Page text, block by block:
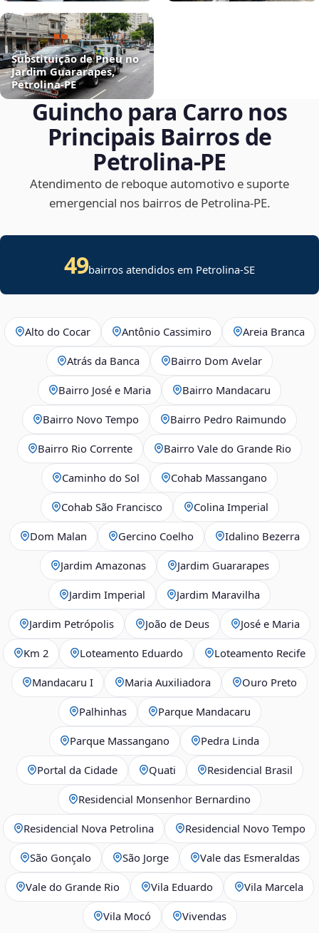
Substituição de Pneu no
Jardim Guararapes,
Petrolina‑PE
Guincho para Carro nos
Principais Bairros de
Petrolina‑PE
Atendimento de reboque automotivo e suporte
emergencial nos bairros de Petrolina‑PE.
49bairros atendidos em Petrolina-SE
Alto do Cocar Antônio Cassimiro Areia Branca
Atrás da Banca Bairro Dom Avelar
Bairro José e Maria Bairro Mandacaru
Bairro Novo Tempo Bairro Pedro Raimundo
Bairro Rio Corrente Bairro Vale do Grande Rio
Caminho do Sol Cohab Massangano
Cohab São Francisco Colina Imperial
Dom Malan Gercino Coelho Idalino Bezerra
Jardim Amazonas Jardim Guararapes
Jardim Imperial Jardim Maravilha
Jardim Petrópolis João de Deus José e Maria
Km 2 Loteamento Eduardo Loteamento Recife
Mandacaru I Maria Auxiliadora Ouro Preto
Palhinhas Parque Mandacaru
Parque Massangano Pedra Linda
Portal da Cidade Quati Residencial Brasil
Residencial Monsenhor Bernardino
Residencial Nova Petrolina Residencial Novo Tempo
São Gonçalo São Jorge Vale das Esmeraldas
Vale do Grande Rio Vila Eduardo Vila Marcela
Vila Mocó Vivendas